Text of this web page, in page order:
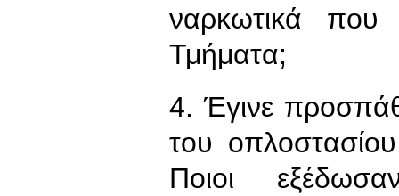
ναρκωτικά που
Τμήματα;
4. Έγινε
του
Ποιοι